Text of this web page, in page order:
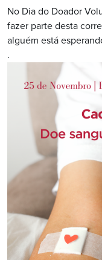
No Dia do Doador
fazer parte desta
alguém está
.